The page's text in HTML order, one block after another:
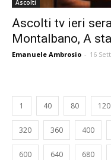
Ascolti
Ascolti tv ieri
Montalbano, A
Emanuele Ambrosio - 16
1 40 80 120
320 360 400
600 640 680